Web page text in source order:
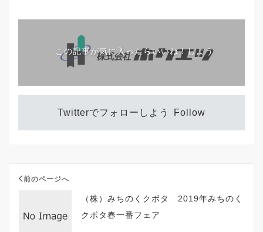
この記事が気に入ったらいいね！しよう
Twitterでフォローしよう Follow
前のページへ
（株）みちのくクボタ 2019年みちのく
クボタ春一番フェア